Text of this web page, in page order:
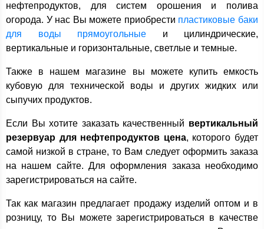
нефтепродуктов, для систем орошения и полива
огорода. У нас Вы можете приобрести пластиковые баки
для воды прямоугольные и цилиндрические,
вертикальные и горизонтальные, светлые и темные.
Также в нашем магазине вы можете купить емкость
кубовую для технической воды и других жидких или
сыпучих продуктов.
Если Вы хотите заказать качественный вертикальный
резервуар для нефтепродуктов цена, которого будет
самой низкой в стране, то Вам следует оформить заказа
на нашем сайте. Для оформления заказа необходимо
зарегистрироваться на сайте.
Так как магазин предлагает продажу изделий оптом и в
розницу, то Вы можете зарегистрироваться в качестве